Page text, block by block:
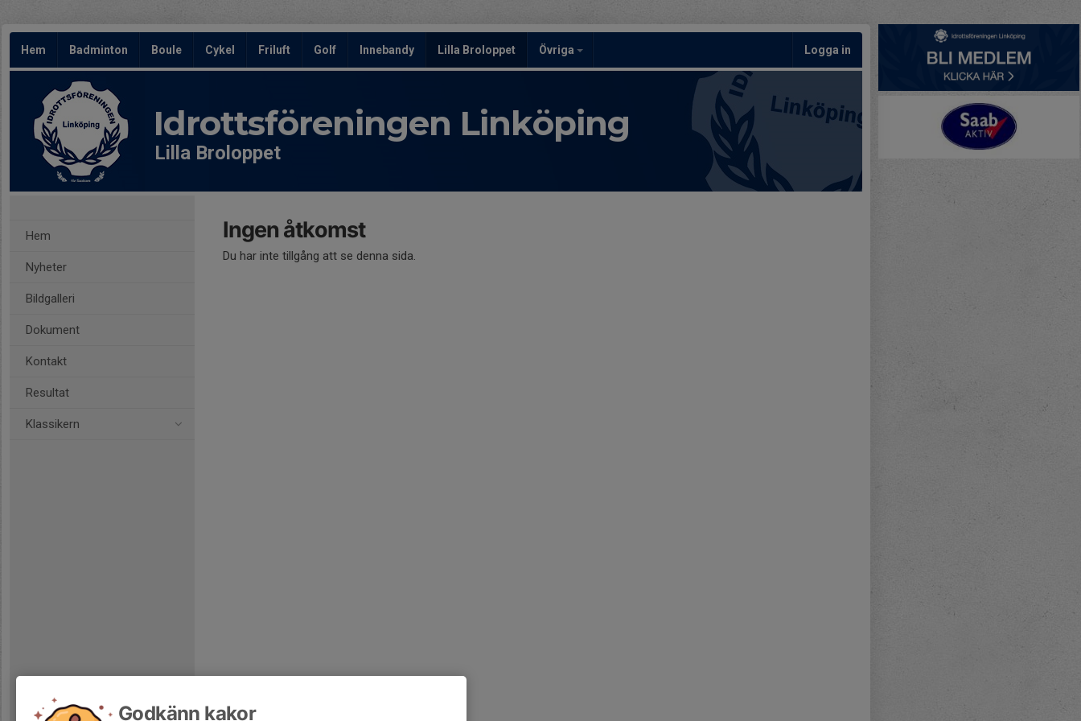
Hem Badminton Boule Cykel Friluft Golf Innebandy Lilla Broloppet Övriga Logga in
Idrottsföreningen Linköping
Lilla Broloppet
Hem
Nyheter
Bildgalleri
Dokument
Kontakt
Resultat
Klassikern
Ingen åtkomst
Du har inte tillgång att se denna sida.
Godkänn kakor